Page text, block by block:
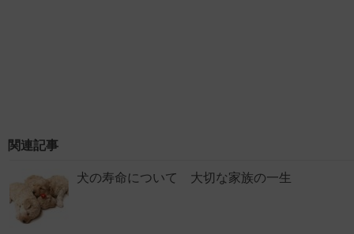
関連記事
犬の寿命について 大切な家族の一生